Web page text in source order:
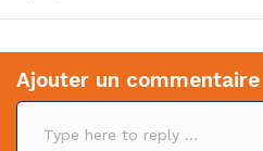
Ajouter un commentaire
C